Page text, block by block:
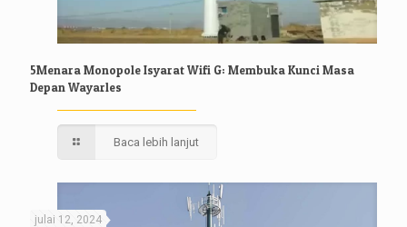
5Menara Monopole Isyarat Wifi G: Membuka Kunci Masa
Depan Wayarles
Baca lebih lanjut
julai 12, 2024